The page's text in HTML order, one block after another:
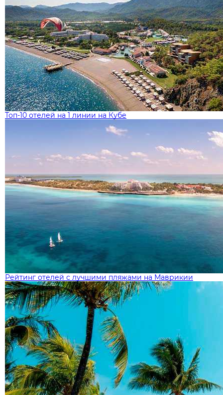
Топ-10 отелей на 1 линии на Кубе
Рейтинг отелей с лучшими пляжами на Маврикии